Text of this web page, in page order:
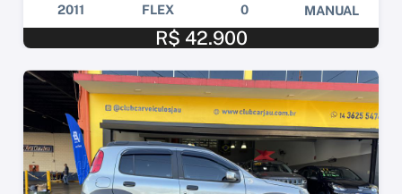
2011 FLEX 0 MANUAL
R$ 42.900